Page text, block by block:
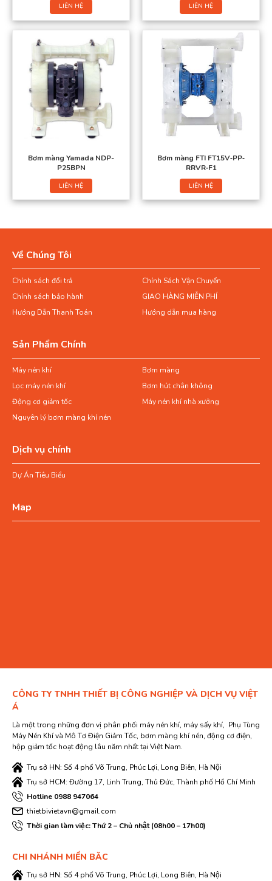
LIÊN HỆ LIÊN HỆ
Bơm màng Yamada NDP-
P25BPN
LIÊN HỆ
Bơm màng FTI FT15V‐PP‐
RRVR‐F1
LIÊN HỆ
Về Chúng Tôi
Chính sách đổi trả
Chính Sách Vận Chuyển
Chính sách bảo hành
GIAO HÀNG MIỄN PHÍ
Hướng Dẫn Thanh Toán
Hướng dẫn mua hàng
Sản Phẩm Chính
Máy nén khí
Bơm màng
Lọc máy nén khí
Bơm hút chân không
Động cơ giảm tốc
Máy nén khí nhà xưởng
Nguyên lý bơm màng khí nén
Dịch vụ chính
Dự Án Tiêu Biểu
Map
CÔNG TY TNHH THIẾT BỊ CÔNG NGHIỆP VÀ DỊCH VỤ VIỆT
Á
Là một trong những đơn vị phân phối máy nén khí, máy sấy khí, Phụ Tùng
Máy Nén Khí và Mô Tơ Điện Giảm Tốc, bơm màng khí nén, động cơ điện,
hộp giảm tốc hoạt động lâu năm nhất tại Việt Nam.
Trụ sở HN: Số 4 phố Võ Trung, Phúc Lợi, Long Biên, Hà Nội
Trụ sở HCM: Đường 17, Linh Trung, Thủ Đức, Thành phố Hồ Chí Minh
Hotline 0988 947064
thietbivietavn@gmail.com
Thời gian làm việc: Thứ 2 – Chủ nhật (08h00 – 17h00)
CHI NHÁNH MIỀN BĂC
Trụ sở HN: Số 4 phố Võ Trung, Phúc Lợi, Long Biên, Hà Nội